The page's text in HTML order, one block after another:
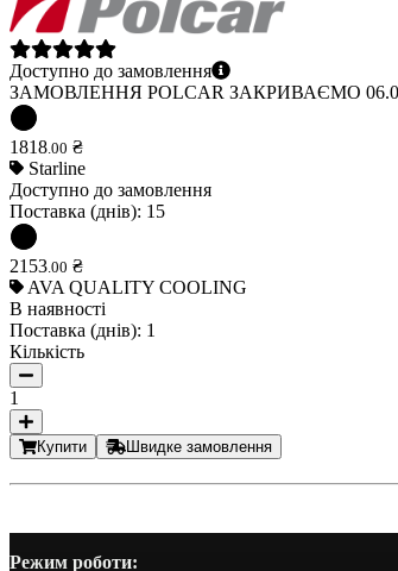
Доступно до замовлення
ЗАМОВЛЕННЯ POLCAR ЗАКРИВАЄМО
1818.00 ₴
Starline
Доступно до замовлення
Поставка (днів): 15
2153.00 ₴
AVA QUALITY COOLING
В наявності
Поставка (днів): 1
Кількість
1
Купити Швидке замовлення
Режим роботи: